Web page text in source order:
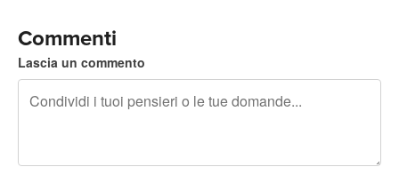
Commenti
Lascia un commento